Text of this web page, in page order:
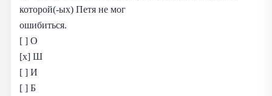
которой(-ых) Петя не мог
ошибиться.
[ ] О
[x] Ш
[ ] И
[ ] Б